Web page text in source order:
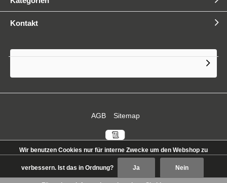
Zu welcher Branche gehört die
sind die Merkmale?
Kontakt
AGB Sitemap
Wir benutzen Cookies nur für interne Zwecke um den Webshop zu
verbessern. Ist das in Ordnung? Ja Nein